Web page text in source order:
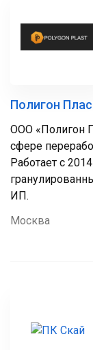
Полигон
ООО «Полигон
сфере
Работает с
ИП.
Москва